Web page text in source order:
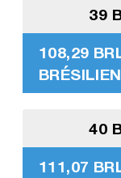
39
108,29
40
111,07